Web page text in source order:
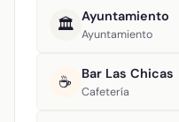
🏛️ Ayuntamiento
Ayuntamiento
☕ Bar Las Chicas
Cafetería